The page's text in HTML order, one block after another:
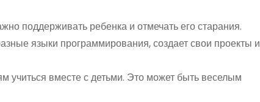
поддерживать ребенка и отмечать его старания.
языки программирования, создает свои проекты и
вместе с детьми. Это может быть веселым